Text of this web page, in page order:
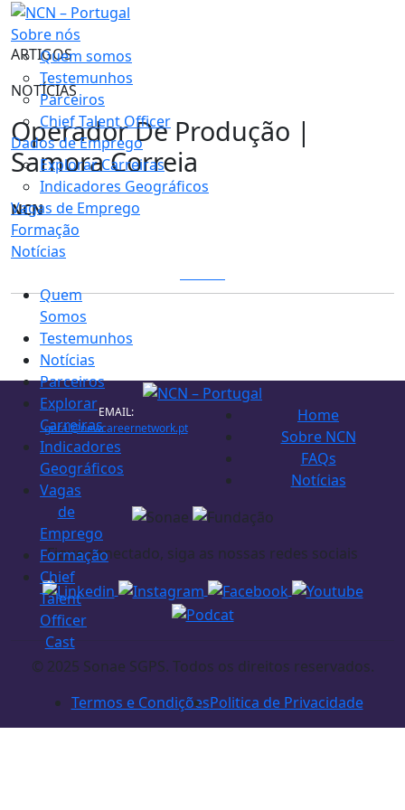
Sobre nós
Quem somos
Testemunhos
Parceiros
Chief Talent Officer
Dados de Emprego
Explorar Carreiras
Indicadores Geográficos
Vagas de Emprego
Formação
Notícias
Quem
Somos
Testemunhos
Notícias
Parceiros
Explorar
Carreiras
Indicadores
Geográficos
Vagas
de
Emprego
Formação
Chief
Talent
Officer
Cast
ARTIGOS
NOTÍCIAS
Operador De Produção |
Samora Correia
NCN
EMAIL:
geral@newcareernetwork.pt
Home
Sobre NCN
FAQs
Notícias
Fique conectado, siga as nossas redes sociais
© 2025 Sonae SGPS. Todos os direitos reservados.
Termos e CondiçõesPolitica de Privacidade